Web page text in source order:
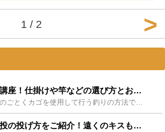
1 / 2
カゴ釣り入門講座！仕掛けや竿などの選び方とおすすめをご紹介！ - Leisurego(レジャーゴー)
カゴ釣りは名前のごとくカゴを使用して行う釣りの方法です。初心者の方でも比較的簡単に釣ることができ、狙える魚も豊富なのが魅力です。この記事ではそんなかご釣りを始めたい！というあなたに、仕掛けや竿などの...
キス釣りの遠投の投げ方をご紹介！遠くのキスも遠投で攻略！ - Leisurego(レジャーゴー)